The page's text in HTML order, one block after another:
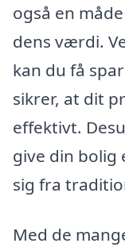
også en
dens værdi.
kan du få
sikrer, at dit
effektivt.
give din bolig
sig fra
Med de